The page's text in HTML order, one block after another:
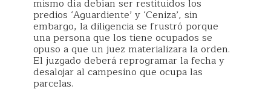
mismo día debían ser restituidos los
predios ‘Aguardiente’ y ‘Ceniza’, sin
embargo, la diligencia se frustró porque
una persona que los tiene ocupados se
opuso a que un juez materializara la orden.
El juzgado deberá reprogramar la fecha y
desalojar al campesino que ocupa las
parcelas.